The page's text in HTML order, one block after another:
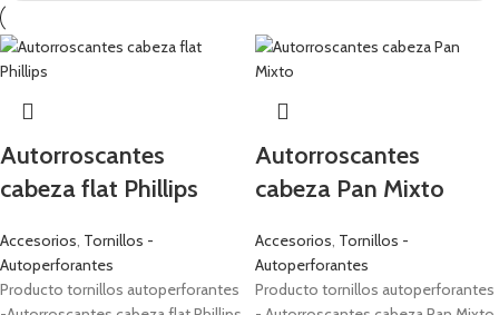
Autorroscantes
cabeza flat Phillips
Accesorios, Tornillos -
Autoperforantes
Producto tornillos autoperforantes
Autorroscantes
cabeza Pan Mixto
Accesorios, Tornillos -
Autoperforantes
Producto tornillos autoperforantes